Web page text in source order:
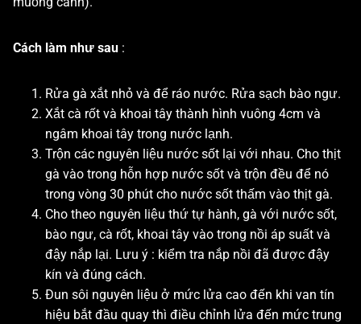
Cách làm như sau :
Rửa gà xắt nhỏ và để ráo nước. Rửa sạch bào ngư.
Xắt cà rốt và khoai tây thành hình vuông 4cm và
ngâm khoai tây trong nước lạnh.
Trộn các nguyên liệu nước sốt lại với nhau. Cho thịt
gà vào trong hỗn hợp nước sốt và trộn đều để nó
trong vòng 30 phút cho nước sốt thấm vào thịt gà.
Cho theo nguyên liệu thứ tự hành, gà với nước sốt,
bào ngư, cà rốt, khoai tây vào trong nồi áp suất và
đậy nắp lại. Lưu ý : kiểm tra nắp nồi đã được đậy
kín và đúng cách.
Đun sôi nguyên liệu ở mức lửa cao đến khi van tín
hiệu bắt đầu quay thì điều chỉnh lửa đến mức trung